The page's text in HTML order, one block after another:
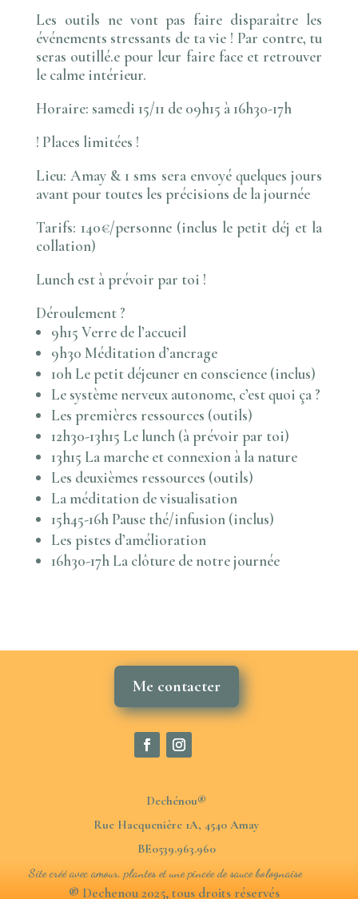
Les outils ne vont pas faire disparaître les
événements stressants de ta vie ! Par contre, tu
seras outillé.e pour leur faire face et retrouver
le calme intérieur.
Horaire: samedi 15/11 de 09h15 à 16h30-17h
! Places limitées !
Lieu: Amay & 1 sms sera envoyé quelques jours
avant pour toutes les précisions de la journée
Tarifs: 140€/personne (inclus le petit déj et la
collation)
Lunch est à prévoir par toi !
Déroulement ?
9h15 Verre de l’accueil
9h30 Méditation d’ancrage
10h Le petit déjeuner en conscience (inclus)
Le système nerveux autonome, c’est quoi ça ?
Les premières ressources (outils)
12h30-13h15 Le lunch (à prévoir par toi)
13h15 La marche et connexionà la nature
Les deuxièmes ressources (outils)
La méditation de visualisation
15h45-16h Pause thé/infusion (inclus)
Les pistes d’amélioration
16h30-17h La clôture de notre journée
® Dechenou 2025, tous droits réservés
Me contacter
Dechénou®
Rue Hacquenière 1A, 4540 Amay
BE0539.963.960
Site créé avec amour, plantes et une pincée de sauce bolognaise